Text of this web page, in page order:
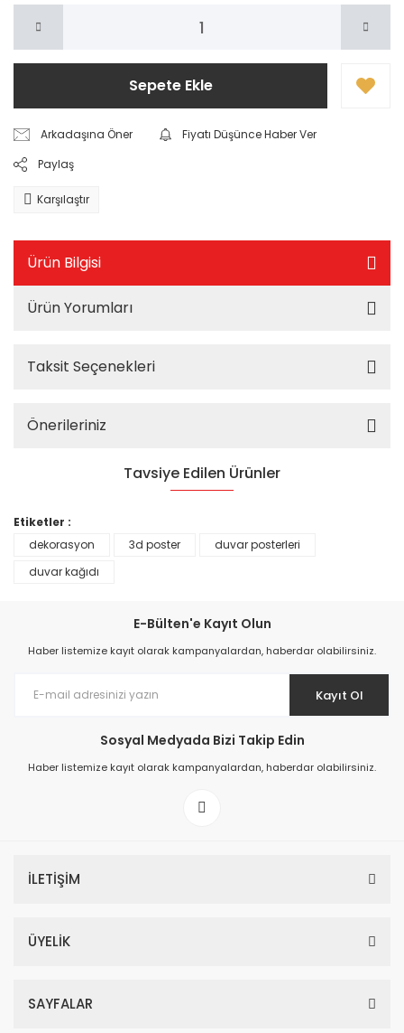
Sepete Ekle
Arkadaşına Öner
Fiyatı Düşünce Haber Ver
Paylaş
Karşılaştır
Ürün Bilgisi
Ürün Yorumları
Taksit Seçenekleri
Önerileriniz
Tavsiye Edilen Ürünler
Etiketler :
dekorasyon
3d poster
duvar posterleri
duvar kağıdı
E-Bülten'e Kayıt Olun
Haber listemize kayıt olarak kampanyalardan, haberdar olabilirsiniz.
Kayıt Ol
Sosyal Medyada Bizi Takip Edin
Haber listemize kayıt olarak kampanyalardan, haberdar olabilirsiniz.
İLETİŞİM
ÜYELİK
SAYFALAR